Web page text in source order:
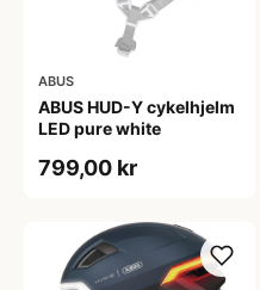
ABUS
ABUS HUD-Y cykelhjelm
LED pure white
799,00 kr